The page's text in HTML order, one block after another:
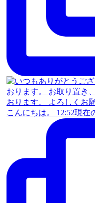
こんにちは。 12:52現在